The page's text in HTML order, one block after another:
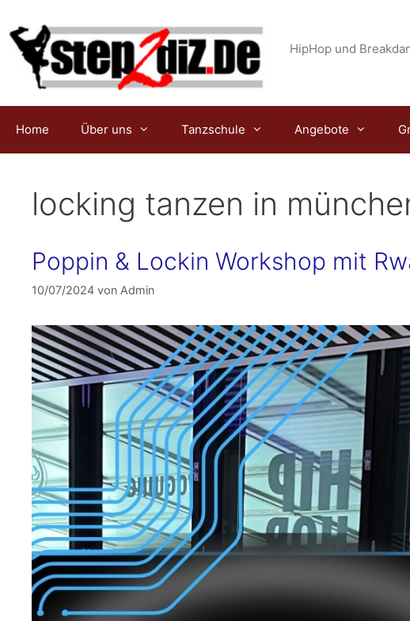
Inhalt
springen
HipHop und
Home Über uns Tanzschule Angebote
locking tanzen in
Poppin & Lockin Workshop mit
10/07/2024 von Admin